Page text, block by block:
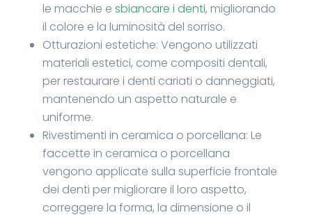
le macchie e sbiancare i denti, migliorando
il colore e la luminosità del sorriso.
Otturazioni estetiche: Vengono utilizzati
materiali estetici, come compositi dentali,
per restaurare i denti cariati o danneggiati,
mantenendo un aspetto naturale e
uniforme.
Rivestimenti in ceramica o porcellana: Le
faccette in ceramica o porcellana
vengono applicate sulla superficie frontale
dei denti per migliorare il loro aspetto,
correggere la forma, la dimensione o il